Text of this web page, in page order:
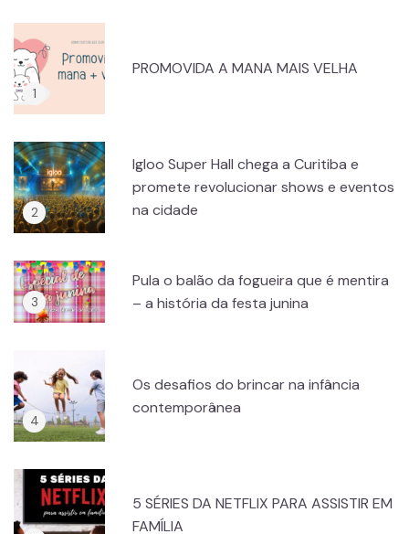
PROMOVIDA A MANA MAIS VELHA
Igloo Super Hall chega a Curitiba e
promete revolucionar shows e eventos
na cidade
Pula o balão da fogueira que é mentira
– a história da festa junina
Os desafios do brincar na infância
contemporânea
5 SÉRIES DA NETFLIX PARA ASSISTIR EM
FAMÍLIA